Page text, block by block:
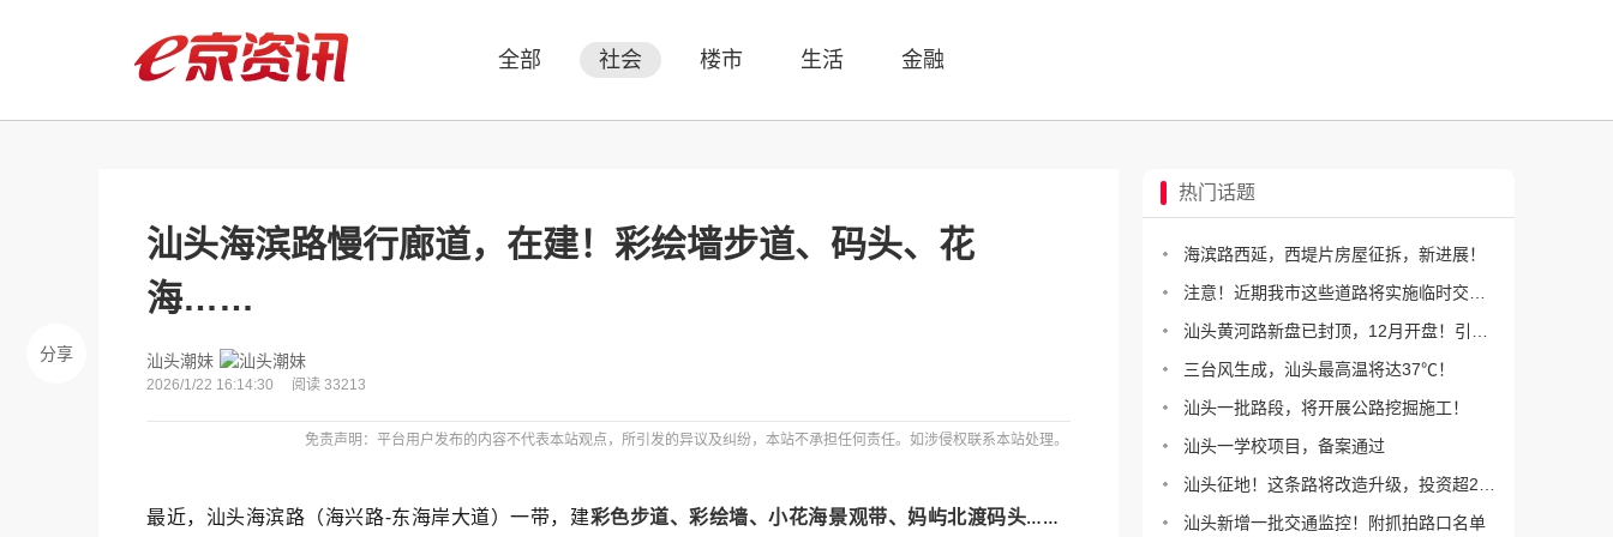
全部 社会 楼市 生活 金融
汕头海滨路慢行廊道，在建！彩绘墙步道、码头、花
海……
汕头潮妹
2026/1/22 16:14:30 阅读 33213
免责声明：平台用户发布的内容不代表本站观点，所引发的异议及纠纷，本站不承担任何责任。如涉侵权联系本站处理。
最近，汕头海滨路（海兴路-东海岸大道）一带，建彩色步道、彩绘墙、小花海景观带、妈屿北渡码头……
分享
热门话题
海滨路西延，西堤片房屋征拆，新进展！
三台风生成，汕头最高温将达37℃！
汕头一批路段，将开展公路挖掘施工！
汕头一学校项目，备案通过
汕头新增一批交通监控！附抓拍路口名单